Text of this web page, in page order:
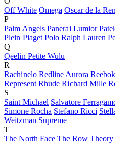
Off White Omega Oscar de la
P
Palm Angels Panerai Lumior
Plein Piaget Polo Ralph Lauren
Q
Qeelin Petite Wulu
R
Rachinelo Redline Aurora Reebok
Represent Rhude Richard Mille
S
Saint Michael Salvatore
Simone Rocha Stefano Ricci
Weitzman Supreme
T
The North Face The Row Theory